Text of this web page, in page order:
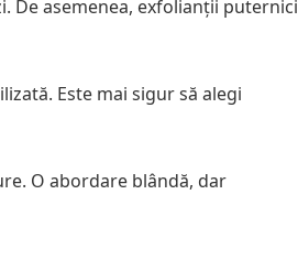
De asemenea, exfolianții puternici
Este mai sigur să alegi
O abordare blândă, dar